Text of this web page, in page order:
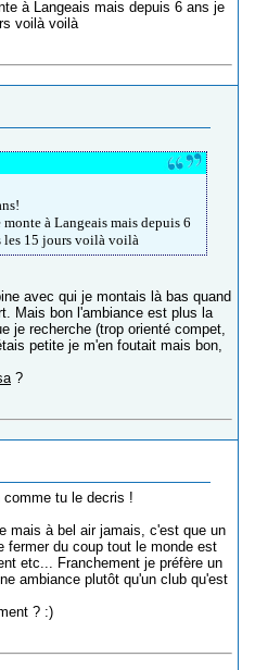
à Langeais mais depuis 6 ans je
voilà voilà
à Langeais mais depuis 6
les 15 jours voilà voilà
avec qui je montais là bas quand
Mais bon l'ambiance est plus la
je recherche (trop orienté compet,
petite je m'en foutait mais bon,
?
comme tu le decris !
mais à bel air jamais, c'est que un
fermer du coup tout le monde est
etc... Franchement je préfère un
ambiance plutôt qu'un club qu'est
? :)